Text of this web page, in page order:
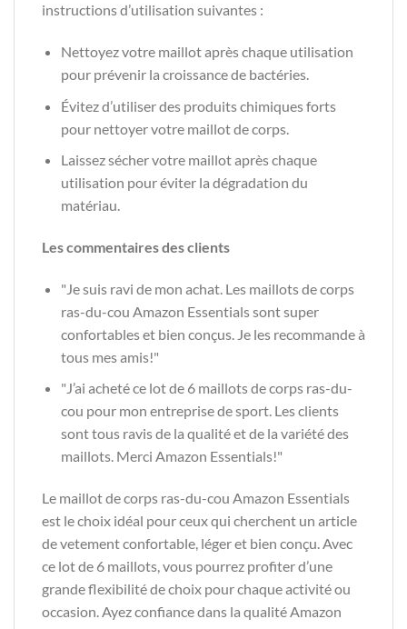
instructions d’utilisation suivantes :
Nettoyez votre maillot après chaque utilisation
pour prévenir la croissance de bactéries.
Évitez d’utiliser des produits chimiques forts
pour nettoyer votre maillot de corps.
Laissez sécher votre maillot après chaque
utilisation pour éviter la dégradation du
matériau.
Les commentaires des clients
"Je suis ravi de mon achat. Les maillots de corps
ras-du-cou Amazon Essentials sont super
confortables et bien conçus. Je les recommande à
tous mes amis!"
"J’ai acheté ce lot de 6 maillots de corps ras-du-
cou pour mon entreprise de sport. Les clients
sont tous ravis de la qualité et de la variété des
maillots. Merci Amazon Essentials!"
Le maillot de corps ras-du-cou Amazon Essentials
est le choix idéal pour ceux qui cherchent un article
de vetement confortable, léger et bien conçu. Avec
ce lot de 6 maillots, vous pourrez profiter d’une
grande flexibilité de choix pour chaque activité ou
occasion. Ayez confiance dans la qualité Amazon